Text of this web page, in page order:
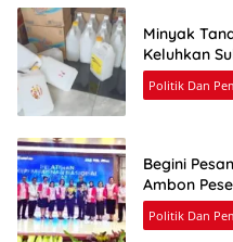
Minyak
Keluhkan
Politik Dan
Begini
Ambon
Politik Dan